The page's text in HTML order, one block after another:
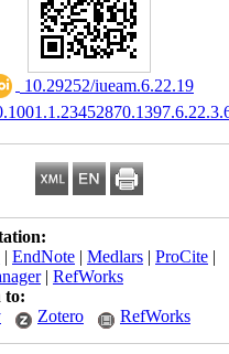
‎ 10.29252/iueam.6.22.19
| EndNote | Medlars | ProCite |
| RefWorks
to:
Zotero RefWorks